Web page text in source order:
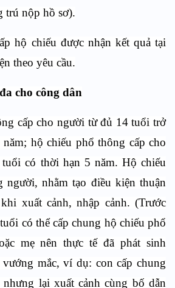
trú nộp hồ sơ).
hộ chiếu được nhận kết quả tại
theo yêu cầu.
cho công dân
cấp cho người từ đủ 14 tuổi trở
hộ chiếu phổ thông cấp cho
có thời hạn 5 năm. Hộ chiếu
người, nhằm tạo điều kiện thuận
xuất cảnh, nhập cảnh. (Trước
có thể cấp chung hộ chiếu phổ
mẹ nên thực tế đã phát sinh
mắc, ví dụ: con cấp chung
lại xuất cảnh cùng bố dẫn